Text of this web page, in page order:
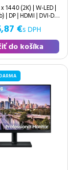
1440 (2K) | W-LED |
| DP | HDMI | DVI-D |
3.0 | LAN (RJ-45) |
C | Speakers | 16:9 |
€s DPH
do košíka